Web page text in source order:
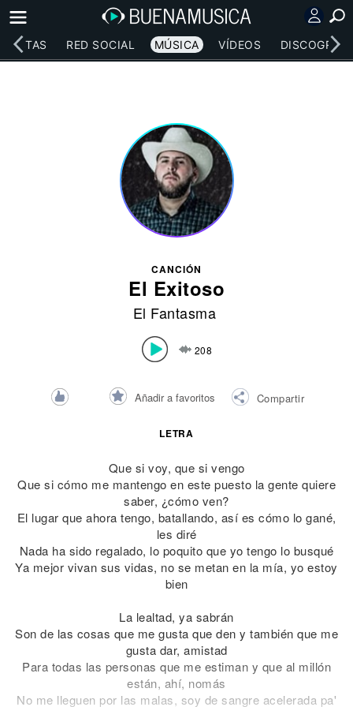
RED SOCIAL MÚSICA VÍDEOS
CANCIÓN
El Exitoso
El Fantasma
208
Añadir a favoritos Compartir
LETRA
Que si voy, que si vengo
Que si cómo me mantengo en este puesto la gente quiere
saber, ¿cómo ven?
El lugar que ahora tengo, batallando, así es cómo lo gané,
les diré
Nada ha sido regalado, lo poquito que yo tengo lo busqué
Ya mejor vivan sus vidas, no se metan en la mía, yo estoy
bien
La lealtad, ya sabrán
Son de las cosas que me gusta que den y también que me
gusta dar, amistad
Para todas las personas que me estiman y que al millón
están, ahí, nomás
No me lleguen por las malas, soy de sangre acelerada pa'